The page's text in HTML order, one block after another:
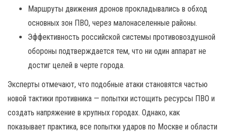
Маршруты движения дронов прокладывались в обход
основных зон ПВО, через малонаселенные районы.
Эффективность российской системы противовоздушной
обороны подтверждается тем, что ни один аппарат не
достиг целей в черте города.
Эксперты отмечают, что подобные атаки становятся частью
новой тактики противника — попытки истощить ресурсы ПВО и
создать напряжение в крупных городах. Однако, как
показывает практика, все попытки ударов по Москве и области